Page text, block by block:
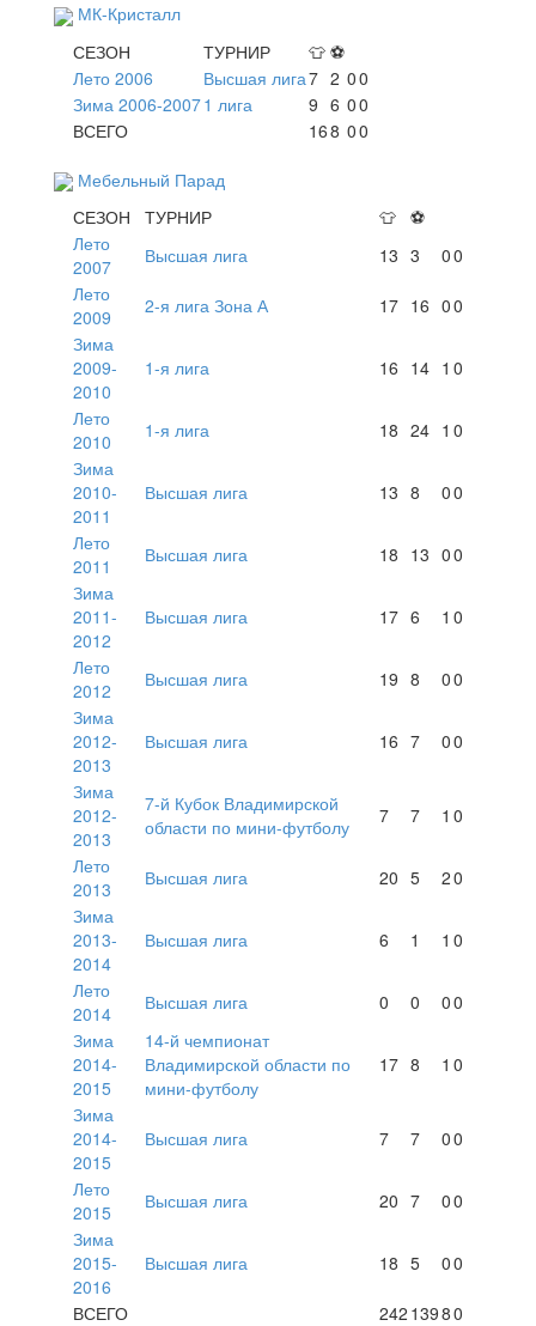
МК-Кристалл
СЕЗОН
ТУРНИР 👕 ⚽
Лето 2006
Высшая лига7 2 00
Зима 2006-20071 лига 9 6 00
ВСЕГО
168 00
Мебельный Парад
СЕЗОН
ТУРНИР 👕 ⚽
Лето
2007
Высшая лига 13 3 00
Лето
2009
2-я лига Зона А 17 16 00
Зима
2009-
2010
1-я лига 16 14 1 0
Лето
2010
1-я лига 18 24 1 0
Зима
2010-
2011
Высшая лига 13 8 00
Лето
2011
Высшая лига 18 13 00
Зима
2011-
2012
Высшая лига 17 6 1 0
Лето
2012
Высшая лига 19 8 00
Зима
2012-
2013
Высшая лига 16 7 00
Зима
2012-
2013
7-й Кубок Владимирской
области по мини-футболу
7 7 1 0
Лето
2013
Высшая лига 20 5 20
Зима
2013-
2014
Высшая лига 6 1 1 0
Лето
2014
Высшая лига 0 0 00
Зима
2014-
2015
14-й чемпионат
Владимирской области по
мини-футболу
17 8 1 0
Зима
2014-
2015
Высшая лига 7 7 00
Лето
2015
Высшая лига 20 7 00
Зима
2015-
2016
Высшая лига 18 5 00
ВСЕГО 242 13980